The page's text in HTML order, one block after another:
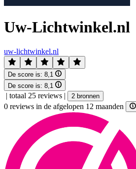
Uw-Lichtwinkel.nl
uw-lichtwinkel.nl
De score is: 8,1
De score is: 8,1
| totaal 25 reviews | 2 bronnen
0 reviews in de afgelopen 12 maanden